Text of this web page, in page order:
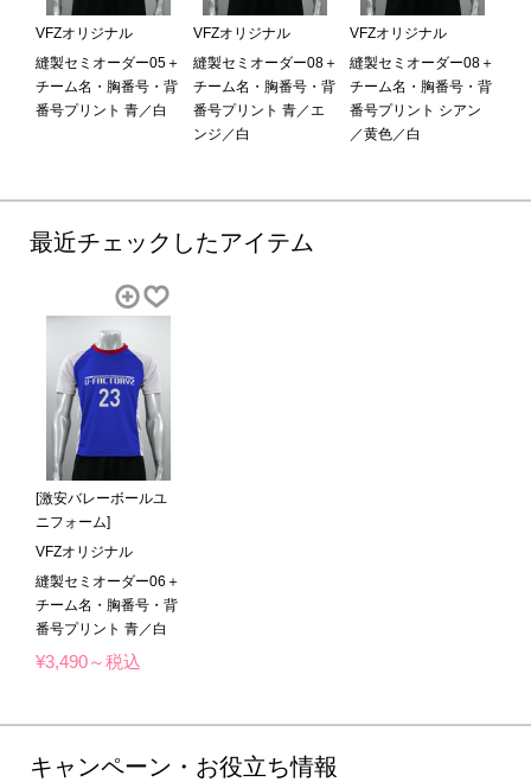
VFZオリジナル
縫製セミオーダー05＋
チーム名・胸番号・背
番号プリント 青／白
VFZオリジナル
縫製セミオーダー08＋
チーム名・胸番号・背
番号プリント 青／エ
ンジ／白
VFZオリジナル
縫製セミオーダー08＋
チーム名・胸番号・背
番号プリント シアン
／黄色／白
最近チェックしたアイテム
[激安バレーボールユ
ニフォーム]
VFZオリジナル
縫製セミオーダー06＋
チーム名・胸番号・背
番号プリント 青／白
¥3,490～税込
キャンペーン・お役立ち情報